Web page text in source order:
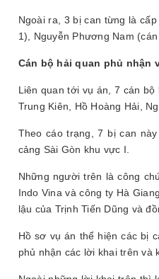
Ngoài ra, 3 bị can từng là
1), Nguyễn Phương Nam
Cán bộ hải quan phủ nhận
Liên quan tới vụ án, 7 cán
Trung Kiên, Hồ Hoàng Hải,
Theo cáo trạng, 7 bị can
cảng Sài Gòn khu vực I.
Những người trên là công
Indo Vina và công ty Hà
lậu của Trịnh Tiến Dũng và
Hồ sơ vụ án thể hiện các bị
phủ nhận các lời khai trên và